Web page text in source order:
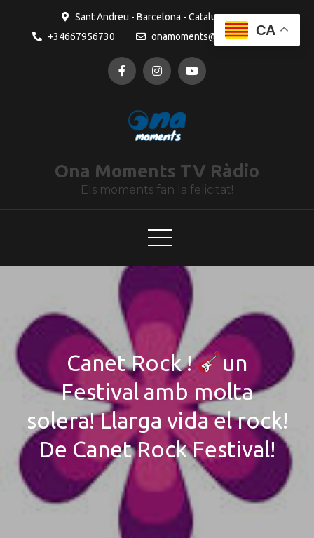
Sant Andreu - Barcelona - Catalunya
+34667956730
onamoments@gmail.com
Ona Moments TV Ràdio
Els moments fan la felicitat!
Canet Rock !
un
Festival amb molta
solera! Llarga vida el rock!
De Canet Rock Festival!
CA